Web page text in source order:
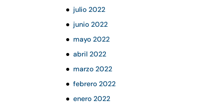
julio 2022
junio 2022
mayo 2022
abril 2022
marzo 2022
febrero 2022
enero 2022